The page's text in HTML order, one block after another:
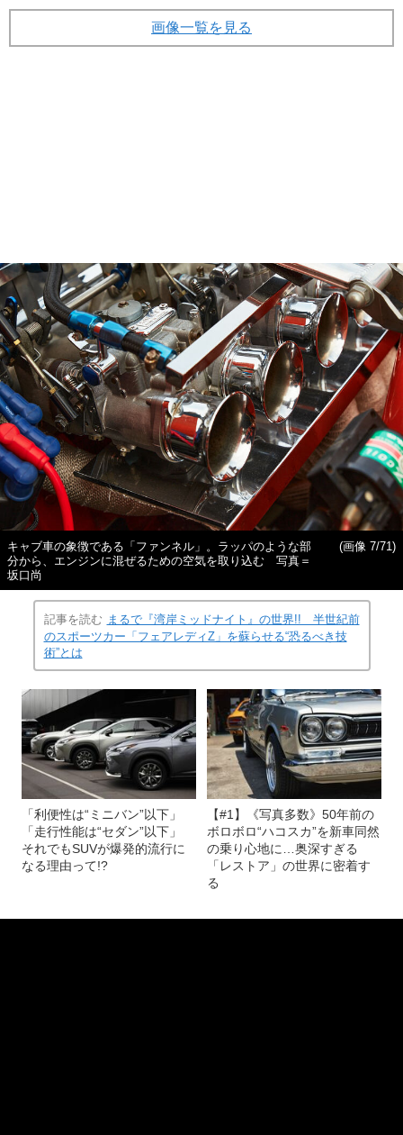
画像一覧を見る
キャブ車の象徴である「ファンネル」。ラッパのような部
分から、エンジンに混ぜるための空気を取り込む 写真＝
坂口尚
(画像 7/71)
記事を読む まるで『湾岸ミッドナイト』の世界!! 半世紀前
のスポーツカー「フェアレディZ」を蘇らせる“恐るべき技
術”とは
「利便性は“ミニバン”以下」
「走行性能は“セダン”以下」
それでもSUVが爆発的流行に
なる理由って!?
【#1】《写真多数》50年前の
ボロボロ“ハコスカ”を新車同然
の乗り心地に…奥深すぎる
「レストア」の世界に密着す
る